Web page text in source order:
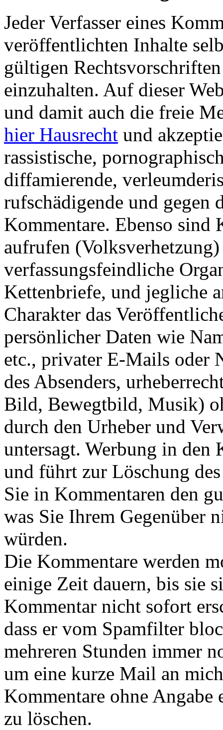
Jeder Verfasser eines
veröffentlichten Inhalte
gültigen
einzuhalten. Auf dieser
und damit auch die freie
hier Hausrecht und
rassistische,
diffamierende,
rufschädigende und gegen
Kommentare. Ebenso sind
aufrufen
verfassungsfeindliche
Kettenbriefe, und jegliche
Charakter das
persönlicher Daten wie
etc., privater E-Mails oder
des Absenders,
Bild, Bewegtbild, Musik)
durch den Urheber und
untersagt. Werbung in den
und führt zur Löschung
Sie in Kommentaren den
was Sie Ihrem Gegenüber
würden.
Die Kommentare werden
einige Zeit dauern, bis sie
Kommentar nicht sofort
dass er vom Spamfilter
mehreren Stunden immer
um eine kurze Mail an
Kommentare ohne Angabe
zu löschen.